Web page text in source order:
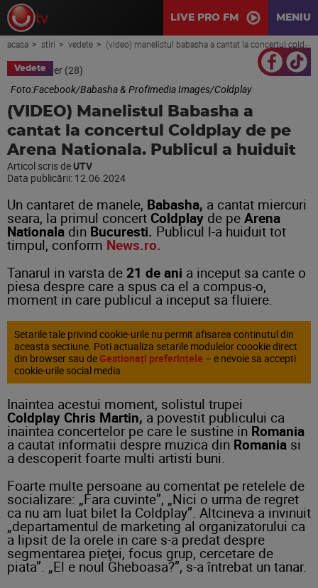
LIVE PRO FM MENIU
acasa stiri vedete (video) manelistul babasha a cantat la concertul coldplay de pe arena nationala. publicul a huiduit
Vedete
Foto:Facebook/Babasha & Profimedia Images/Coldplay
(VIDEO) Manelistul Babasha a
cantat la concertul Coldplay de pe
Arena Nationala. Publicul a huiduit
Articol scris de UTV
Data publicării: 12.06.2024
Un cantaret de manele, Babasha, a cantat miercuri
seara, la primul concert Coldplay de pe Arena
Nationala din Bucuresti. Publicul l-a huiduit tot
timpul, conform News.ro.
Tanarul in varsta de 21 de ani a inceput sa cante o
piesa despre care a spus ca el a compus-o,
moment in care publicul a inceput sa fluiere.
Setarile tale privind cookie-urile nu permit afisarea continutul din
aceasta sectiune. Poti actualiza setarile modulelor coookie direct
din browser sau de Gestionați preferințele – e nevoie sa accepti
cookie-urile social media
Inaintea acestui moment, solistul trupei
Coldplay Chris Martin, a povestit publicului ca
inaintea concertelor pe care le sustine in Romania
a cautat informatii despre muzica din Romania si
a descoperit foarte multi artisti buni.
Foarte multe persoane au comentat pe retelele de
socializare: „Fara cuvinte”, „Nici o urma de regret
ca nu am luat bilet la Coldplay”. Altcineva a invinuit
„departamentul de marketing al organizatorului ca
a lipsit de la orele in care s-a predat despre
segmentarea pieţei, focus grup, cercetare de
piata”. „El e noul Gheboasa?”, s-a întrebat un tanar.